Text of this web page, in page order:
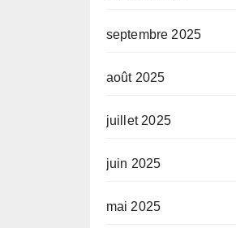
septembre 2025
août 2025
juillet 2025
juin 2025
mai 2025